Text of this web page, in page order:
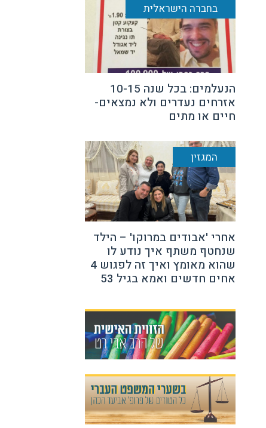
בחברה הישראלית
הנעלמים: בכל שנה 10-15
אזרחים נעדרים ולא נמצאים-
חיים או מתים
המגזין
אחרי 'אבודים במרוקו' – הילד
שנחטף משתף איך נודע לו
שהוא מאומץ ואיך זה לפגוש 4
אחים חדשים ואמא בגיל 53